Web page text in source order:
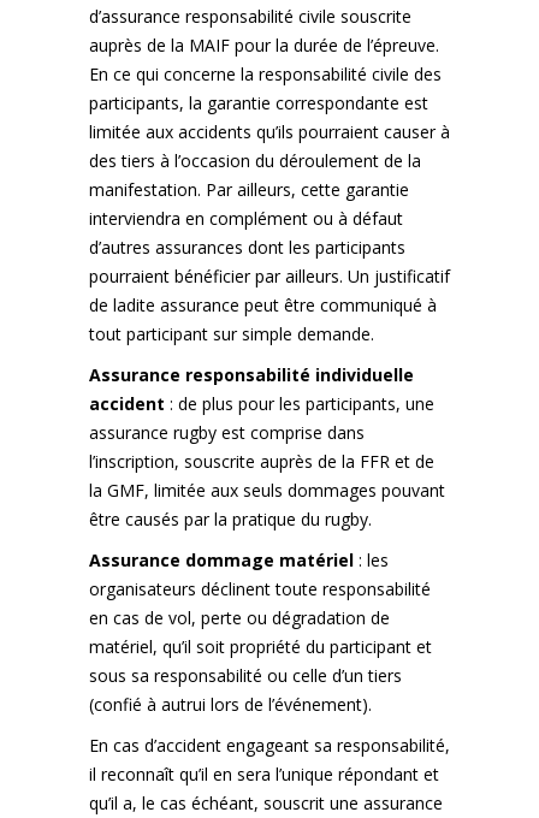
d’assurance responsabilité civile souscrite
auprès de la MAIF pour la durée de l’épreuve.
En ce qui concerne la responsabilité civile des
participants, la garantie correspondante est
limitée aux accidents qu’ils pourraient causer à
des tiers à l’occasion du déroulement de la
manifestation. Par ailleurs, cette garantie
interviendra en complément ou à défaut
d’autres assurances dont les participants
pourraient bénéficier par ailleurs. Un justificatif
de ladite assurance peut être communiqué à
tout participant sur simple demande.
Assurance responsabilité individuelle
accident : de plus pour les participants, une
assurance rugby est comprise dans
l’inscription, souscrite auprès de la FFR et de
la GMF, limitée aux seuls dommages pouvant
être causés par la pratique du rugby.
Assurance dommage matériel : les
organisateurs déclinent toute responsabilité
en cas de vol, perte ou dégradation de
matériel, qu’il soit propriété du participant et
sous sa responsabilité ou celle d’un tiers
(confié à autrui lors de l’événement).
En cas d’accident engageant sa responsabilité,
il reconnaît qu’il en sera l’unique répondant et
qu’il a, le cas échéant, souscrit une assurance